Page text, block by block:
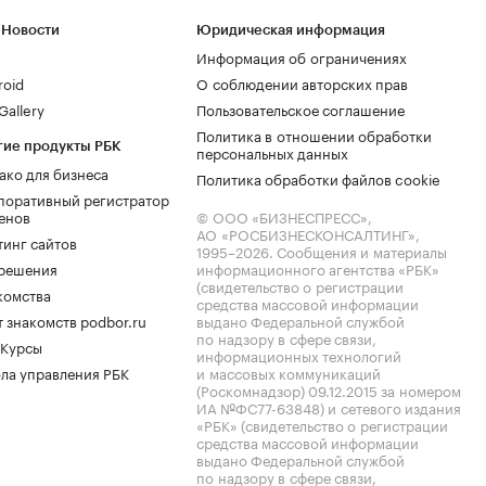
продукты РБК
для бизнеса
регистратор
сайтов
знакомств podbor.ru
управления РБК
Юридическая информация
Информация об ограничениях
О соблюдении авторских прав
Пользовательское соглашение
Политика в отношении обработки
персональных данных
Политика обработки файлов cookie
© ООО «БИЗНЕСПРЕСС»,
АО «РОСБИЗНЕСКОНСАЛТИНГ»,
1995–2026. Сообщения и материалы
информационного агентства «РБК»
(свидетельство о регистрации
средства массовой информации
выдано Федеральной службой
по надзору в сфере связи,
информационных технологий
и массовых коммуникаций
(Роскомнадзор) 09.12.2015 за номером
ИА №ФС77-63848) и сетевого издания
«РБК» (свидетельство о регистрации
средства массовой информации
выдано Федеральной службой
по надзору в сфере связи,